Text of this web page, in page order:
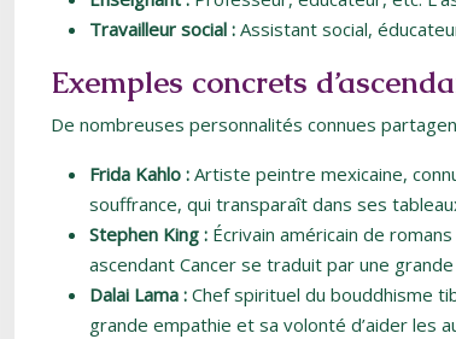
Travailleur social : Assistant social,
Exemples concrets
De nombreuses personnalités connues
Frida Kahlo : Artiste peintre mexicaine,
souffrance, qui transparaît dans ses
Stephen King : Écrivain américain de
ascendant Cancer se traduit par une
Dalai Lama : Chef spirituel du bouddhisme
grande empathie et sa volonté d’aider les